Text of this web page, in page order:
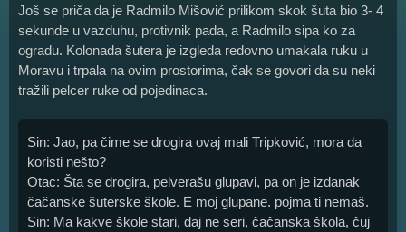
Još se priča da je Radmilo Mišović prilikom skok šuta bio 3- 4
sekunde u vazduhu, protivnik pada, a Radmilo sipa ko za
ogradu. Kolonada šutera je izgleda redovno umakala ruku u
Moravu i trpala na ovim prostorima, čak se govori da su neki
tražili pelcer ruke od pojedinaca.
Sin: Jao, pa čime se drogira ovaj mali Tripković, mora da
koristi nešto?
Otac: Šta se drogira, pelverašu glupavi, pa on je izdanak
čačanske šuterske škole. E moj glupane. pojma ti nemaš.
Sin: Ma kakve škole stari, daj ne seri, čačanska škola, čuj